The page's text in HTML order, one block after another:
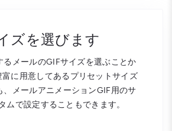
ズを選びます
るメールのGIFサイズを選ぶことか
富に用意してあるプリセットサイズ
、メールアニメーションGIF用のサ
ムで設定することもできます。